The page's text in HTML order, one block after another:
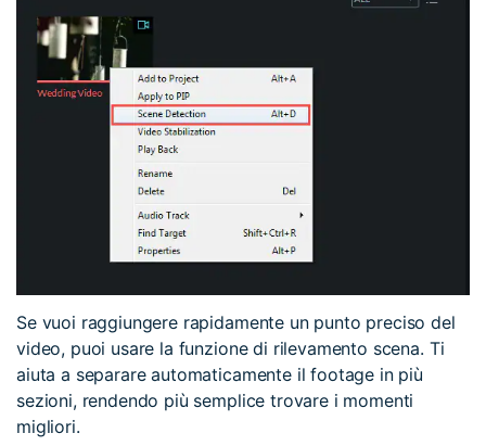
Se vuoi raggiungere rapidamente un punto preciso del
video, puoi usare la funzione di rilevamento scena. Ti
aiuta a separare automaticamente il footage in più
sezioni, rendendo più semplice trovare i momenti
migliori.